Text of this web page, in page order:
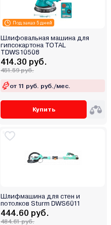
Под заказ 5 дней
Шлифовальная машина для
гипсокартона TOTAL
TDWS10508
414.30 руб.
451.59 руб.
от 11 руб. руб./мес.
Купить
Шлифмашина для стен и
потолков Sturm DWS6011
444.60 руб.
484.61 руб.